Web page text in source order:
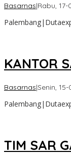
Basarnas|Rabu, 17-
KANTOR
Basarnas|Senin, 15-
TIM SAR